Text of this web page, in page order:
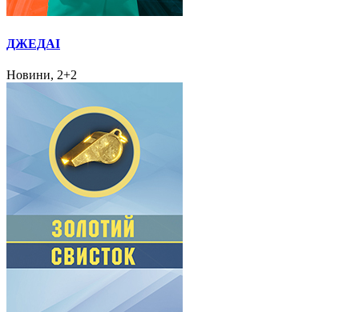
ДЖЕДАІ
Новини, 2+2